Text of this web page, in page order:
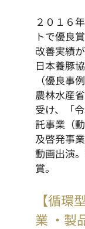
２０１６
トで優良
改善実績
日本養豚
（優良事
農林水産
受け、「
託事業（
及啓発事
動画出演
賞。
【循環
業 ・製